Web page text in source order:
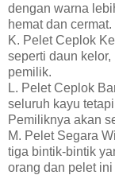
dengan warna
hemat dan cermat.
K. Pelet Ceplok
seperti daun
pemilik.
L. Pelet Ceplok
seluruh kayu
Pemiliknya akan
M. Pelet Segara
tiga bintik-bintik
orang dan pelet